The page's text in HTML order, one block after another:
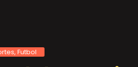
Futbol